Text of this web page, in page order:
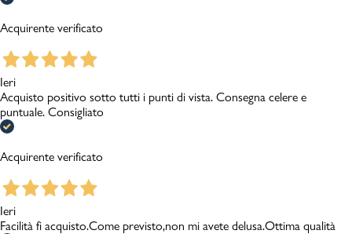
Acquirente verificato
Ieri
Acquisto positivo sotto tutti i punti di vista. Consegna celere e
puntuale. Consigliato
Acquirente verificato
Ieri
Facilità fi acquisto.Come previsto,non mi avete delusa.Ottima qualità